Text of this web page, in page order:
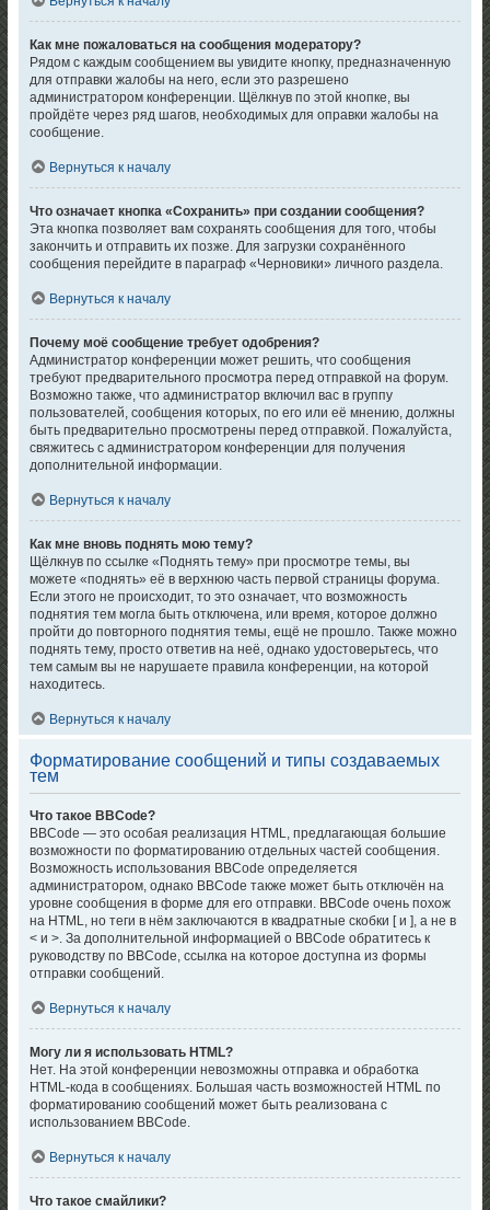
Как мне пожаловаться на сообщения модератору?
Рядом с каждым сообщением вы увидите кнопку, предназначенную
для отправки жалобы на него, если это разрешено
администратором конференции. Щёлкнув по этой кнопке, вы
пройдёте через ряд шагов, необходимых для оправки жалобы на
сообщение.
Вернуться к началу
Что означает кнопка «Сохранить» при создании сообщения?
Эта кнопка позволяет вам сохранять сообщения для того, чтобы
закончить и отправить их позже. Для загрузки сохранённого
сообщения перейдите в параграф «Черновики» личного раздела.
Вернуться к началу
Почему моё сообщение требует одобрения?
Администратор конференции может решить, что сообщения
требуют предварительного просмотра перед отправкой на форум.
Возможно также, что администратор включил вас в группу
пользователей, сообщения которых, по его или её мнению, должны
быть предварительно просмотрены перед отправкой. Пожалуйста,
свяжитесь с администратором конференции для получения
дополнительной информации.
Вернуться к началу
Как мне вновь поднять мою тему?
Щёлкнув по ссылке «Поднять тему» при просмотре темы, вы
можете «поднять» её в верхнюю часть первой страницы форума.
Если этого не происходит, то это означает, что возможность
поднятия тем могла быть отключена, или время, которое должно
пройти до повторного поднятия темы, ещё не прошло. Также можно
поднять тему, просто ответив на неё, однако удостоверьтесь, что
тем самым вы не нарушаете правила конференции, на которой
находитесь.
Вернуться к началу
Форматирование сообщений и типы создаваемых
тем
Что такое BBCode?
BBCode — это особая реализация HTML, предлагающая большие
возможности по форматированию отдельных частей сообщения.
Возможность использования BBCode определяется
администратором, однако BBCode также может быть отключён на
уровне сообщения в форме для его отправки. BBCode очень похож
на HTML, но теги в нём заключаются в квадратные скобки [ и ], а не в
< и >. За дополнительной информацией о BBCode обратитесь к
руководству по BBCode, ссылка на которое доступна из формы
отправки сообщений.
Вернуться к началу
Могу ли я использовать HTML?
Нет. На этой конференции невозможны отправка и обработка
HTML-кода в сообщениях. Большая часть возможностей HTML по
форматированию сообщений может быть реализована с
использованием BBCode.
Вернуться к началу
Что такое смайлики?